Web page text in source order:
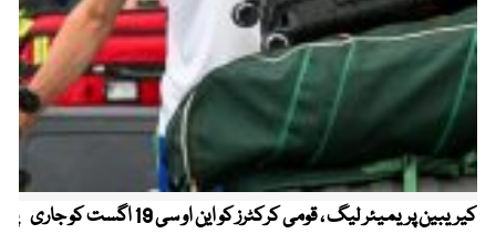
کیریبین پریمیئر لیگ ، قومی کرکٹرز کو این او سی 19 اگست کو جاری